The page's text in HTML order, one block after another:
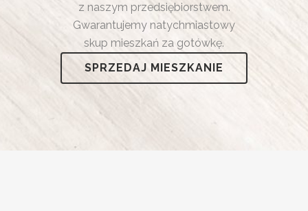
z naszym przedsiębiorstwem.
Gwarantujemy natychmiastowy
skup mieszkań za gotówkę.
SPRZEDAJ MIESZKANIE